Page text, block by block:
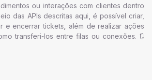
ou interações com clientes dentro
das APIs descritas aqui, é possível criar,
e encerrar tickets, além de realizar ações
transferi-los entre filas ou conexões. 🔃